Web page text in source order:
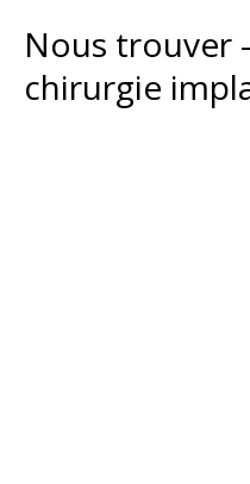
Nous trouver
chirurgie